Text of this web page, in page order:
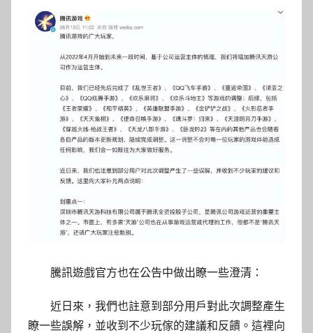
騰訊遊戲官方也在公告中做出瞭一些澄清：
近日來，我們也註意到部分用戶對此次調整產生
瞭一些誤解，並收到不少玩傢的建議和反饋。這裡向